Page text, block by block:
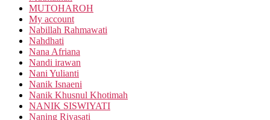
MUTOHAROH
My account
Nabillah Rahmawati
Nahdhati
Nana Afriana
Nandi irawan
Nani Yulianti
Nanik Isnaeni
Nanik Khusnul Khotimah
NANIK SISWIYATI
Naning Riyasati